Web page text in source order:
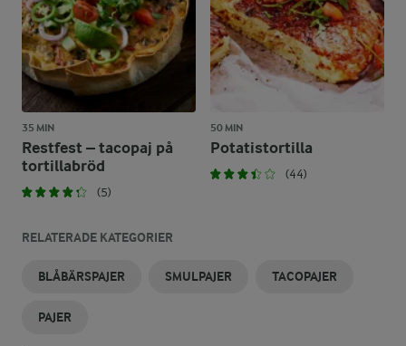
35 MIN
Restfest – tacopaj på
tortillabröd
(5)
50 MIN
Potatistortilla
(44)
RELATERADE KATEGORIER
BLÅBÄRSPAJER SMULPAJER TACOPAJER
PAJER